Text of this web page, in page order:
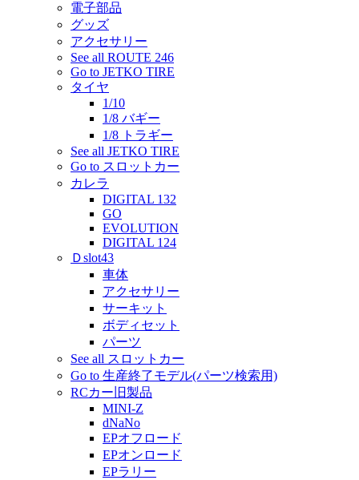
電子部品
グッズ
アクセサリー
See all ROUTE 246
Go to JETKO TIRE
タイヤ
1/10
1/8 バギー
1/8 トラギー
See all JETKO TIRE
Go to スロットカー
カレラ
DIGITAL 132
GO
EVOLUTION
DIGITAL 124
Ｄslot43
車体
アクセサリー
サーキット
ボディセット
パーツ
See all スロットカー
Go to 生産終了モデル(パーツ検索用)
RCカー旧製品
MINI-Z
dNaNo
EPオフロード
EPオンロード
EPラリー